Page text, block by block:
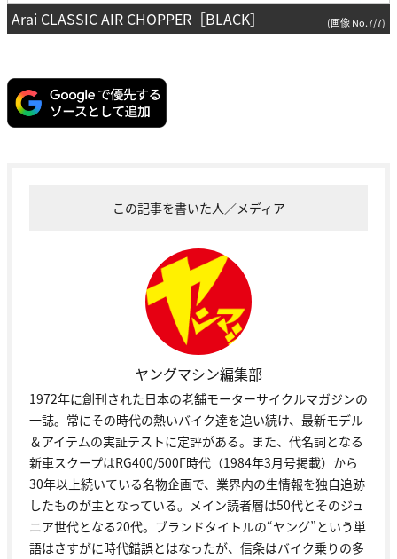
Arai CLASSIC AIR CHOPPER［BLACK］ (画像 No.7/7)
この記事を書いた人／メディア
ヤングマシン編集部
1972年に創刊された日本の老舗モーターサイクルマガジンの
一誌。常にその時代の熱いバイク達を追い続け、最新モデル
＆アイテムの実証テストに定評がある。また、代名詞となる
新車スクープはRG400/500Γ時代（1984年3月号掲載）から
30年以上続いている名物企画で、業界内の生情報を独自追跡
したものが主となっている。メイン読者層は50代とそのジュ
ニア世代となる20代。ブランドタイトルの“ヤング”という単
語はさすがに時代錯誤とはなったが、信条はバイク乗りの多